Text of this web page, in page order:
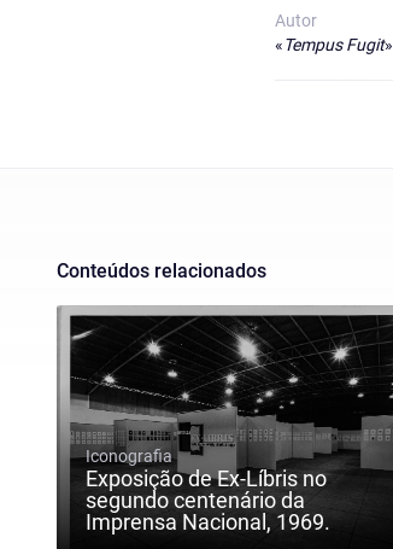
Autor
«Tempus Fugit»
Conteúdos relacionados
Iconografia
Exposição de Ex-Líbris no
segundo centenário da
Imprensa Nacional, 1969.